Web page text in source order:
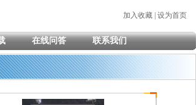
加入收藏| 设为首页
在线问答 联系我们